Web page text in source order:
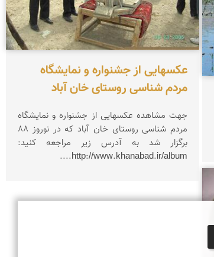
عکسهایی از جشنواره و نمایشگاه
مردم شناسی روستای خان آباد
جهت مشاهده عکسهایی از جشنواره و نمایشگاه
مردم شناسی روستای خان آباد که در نوروز 88
برگزار شد به آدرس زیر مراجعه کنید:
http://www.khanabad.ir/album....